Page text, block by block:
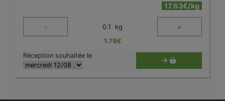
17.63€/kg
- 0.1 kg +
1.76€
Réception souhaitée le